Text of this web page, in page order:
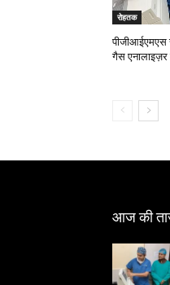
रोहतक
पीजीआईएमएस
गैस एनालाइज़र
आज की